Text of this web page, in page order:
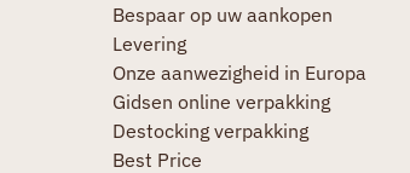
Bespaar op uw aankopen
Levering
Onze aanwezigheid in Europa
Gidsen online verpakking
Destocking verpakking
Best Price